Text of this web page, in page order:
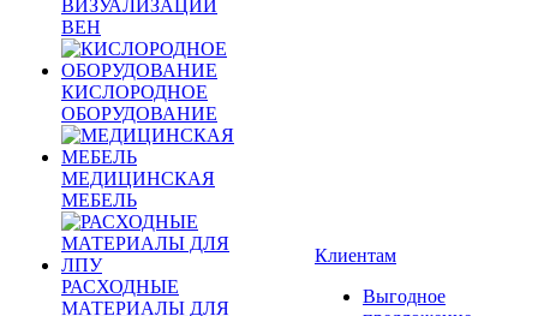
ВИЗУАЛИЗАЦИИ
ВЕН
КИСЛОРОДНОЕ
ОБОРУДОВАНИЕ
МЕДИЦИНСКАЯ
МЕБЕЛЬ
РАСХОДНЫЕ
МАТЕРИАЛЫ ДЛЯ
Клиентам
Выгодное